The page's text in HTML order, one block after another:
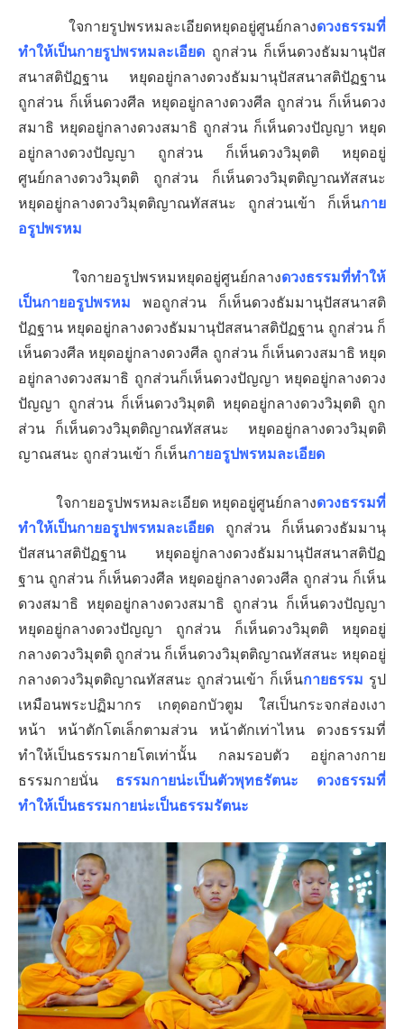
ใจกายรูปพรหมละเอียดหยุดอยู่ศูนย์กลางดวงธรรมที่
ทำให้เป็นกายรูปพรหมละเอียด ถูกส่วน ก็เห็นดวงธัมมานุปัส
สนาสติปัฏฐาน หยุดอยู่กลางดวงธัมมานุปัสสนาสติปัฏฐาน
ถูกส่วน ก็เห็นดวงศีล หยุดอยู่กลางดวงศีล ถูกส่วน ก็เห็นดวง
สมาธิ หยุดอยู่กลางดวงสมาธิ ถูกส่วน ก็เห็นดวงปัญญา หยุด
อยู่กลางดวงปัญญา ถูกส่วน ก็เห็นดวงวิมุตติ หยุดอยู่
ศูนย์กลางดวงวิมุตติ ถูกส่วน ก็เห็นดวงวิมุตติญาณทัสสนะ
หยุดอยู่กลางดวงวิมุตติญาณทัสสนะ ถูกส่วนเข้า ก็เห็นกาย
อรูปพรหม
ใจกายอรูปพรหมหยุดอยู่ศูนย์กลางดวงธรรมที่ทำให้
เป็นกายอรูปพรหม พอถูกส่วน ก็เห็นดวงธัมมานุปัสสนาสติ
ปัฏฐาน หยุดอยู่กลางดวงธัมมานุปัสสนาสติปัฏฐาน ถูกส่วน ก็
เห็นดวงศีล หยุดอยู่กลางดวงศีล ถูกส่วน ก็เห็นดวงสมาธิ หยุด
อยู่กลางดวงสมาธิ ถูกส่วนก็เห็นดวงปัญญา หยุดอยู่กลางดวง
ปัญญา ถูกส่วน ก็เห็นดวงวิมุตติ หยุดอยู่กลางดวงวิมุตติ ถูก
ส่วน ก็เห็นดวงวิมุตติญาณทัสสนะ หยุดอยู่กลางดวงวิมุตติ
ญาณสนะ ถูกส่วนเข้า ก็เห็นกายอรูปพรหมละเอียด
ใจกายอรูปพรหมละเอียด หยุดอยู่ศูนย์กลางดวงธรรมที่
ทำให้เป็นกายอรูปพรหมละเอียด ถูกส่วน ก็เห็นดวงธัมมานุ
ปัสสนาสติปัฏฐาน หยุดอยู่กลางดวงธัมมานุปัสสนาสติปัฏ
ฐาน ถูกส่วน ก็เห็นดวงศีล หยุดอยู่กลางดวงศีล ถูกส่วน ก็เห็น
ดวงสมาธิ หยุดอยู่กลางดวงสมาธิ ถูกส่วน ก็เห็นดวงปัญญา
หยุดอยู่กลางดวงปัญญา ถูกส่วน ก็เห็นดวงวิมุตติ หยุดอยู่
กลางดวงวิมุตติ ถูกส่วน ก็เห็นดวงวิมุตติญาณทัสสนะ หยุดอยู่
กลางดวงวิมุตติญาณทัสสนะ ถูกส่วนเข้า ก็เห็นกายธรรม รูป
เหมือนพระปฏิมากร เกตุดอกบัวตูม ใสเป็นกระจกส่องเงา
หน้า หน้าตักโตเล็กตามส่วน หน้าตักเท่าไหน ดวงธรรมที่
ทำให้เป็นธรรมกายโตเท่านั้น กลมรอบตัว อยู่กลางกาย
ธรรมกายนั่น ธรรมกายน่ะเป็นตัวพุทธรัตนะ ดวงธรรมที่
ทำให้เป็นธรรมกายน่ะเป็นธรรมรัตนะ